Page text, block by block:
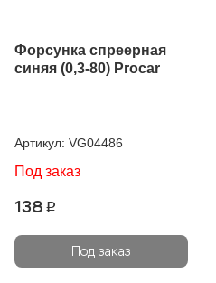
Форсунка спреерная
синяя (0,3-80) Procar
Артикул: VG04486
Под заказ
138 p
Под заказ